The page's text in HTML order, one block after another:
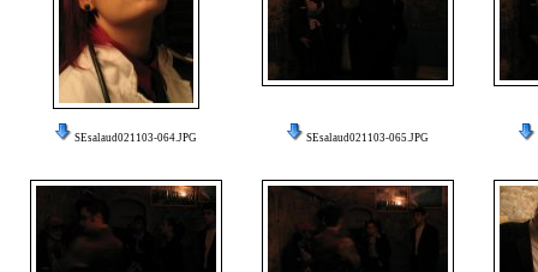
SEsalaud021103-064.JPG SEsalaud021103-065.JPG